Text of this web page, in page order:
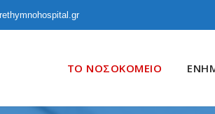
content
ΤΟ ΝΟΣΟΚΟΜΕΙΟ